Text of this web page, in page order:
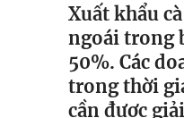
Xuất khẩu
ngoái trong
50%. Các
trong thời
cần được